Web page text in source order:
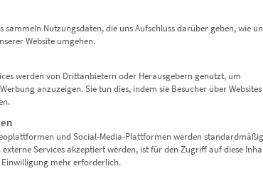
sammeln Nutzungsdaten, die uns Aufschluss darüber geben, wie
Website umgehen.
werden von Drittanbietern oder Herausgebern genutzt, um
anzuzeigen. Sie tun dies, indem sie Besucher über Websites
und Social-Media-Plattformen werden standardmäßig
externe Services akzeptiert werden, ist für den Zugriff auf diese
Einwilligung mehr erforderlich.